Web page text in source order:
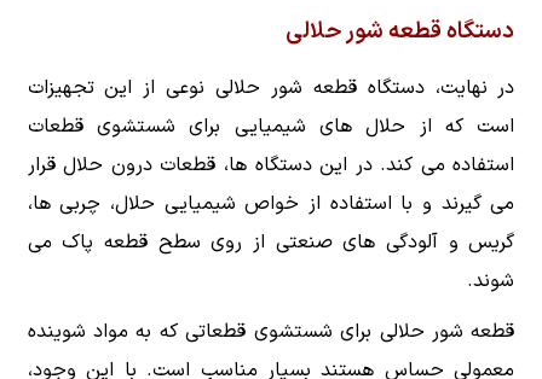
دستگاه قطعه شور حلالی
در نهایت، دستگاه قطعه شور حلالی نوعی از این تجهیزات
است که از حلال های شیمیایی برای شستشوی قطعات
استفاده می کند. در این دستگاه ها، قطعات درون حلال قرار
می گیرند و با استفاده از خواص شیمیایی حلال، چربی ها،
گریس و آلودگی های صنعتی از روی سطح قطعه پاک می
شوند.
قطعه شور حلالی برای شستشوی قطعاتی که به مواد شوینده
معمولی حساس هستند بسیار مناسب است. با این وجود،